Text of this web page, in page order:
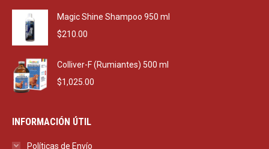
Magic Shine Shampoo 950 ml
$210.00
Colliver-F (Rumiantes) 500 ml
$1,025.00
INFORMACIÓN ÚTIL
Políticas de Envío